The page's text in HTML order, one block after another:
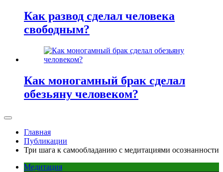
Как развод сделал человека
свободным?
Как моногамный брак сделал
обезьяну человеком?
Главная
Публикации
Три шага к самообладанию с медитациями осознанности
Медитация